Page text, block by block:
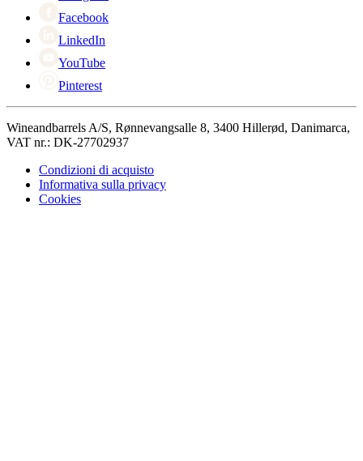
Facebook
LinkedIn
YouTube
Pinterest
Wineandbarrels A/S, Rønnevangsalle 8, 3400 Hillerød, Danimarca,
VAT nr.: DK-27702937
Condizioni di acquisto
Informativa sulla privacy
Cookies